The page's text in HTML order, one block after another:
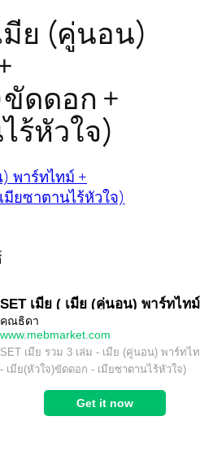
มีย (คู่นอน)
ดดอก +
ร้หัวใจ)
) พาร์ทไทม์ +
มียซาตานไร้หัวใจ)